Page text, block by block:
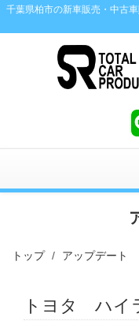
千葉県柏市の新車販売・中古
トップ アップデート
トヨタ ハイ